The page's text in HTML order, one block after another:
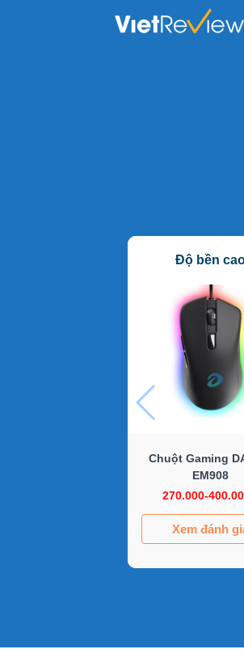
Độ bền
Chuột Gaming
EM908
270.000-
Xem đánh